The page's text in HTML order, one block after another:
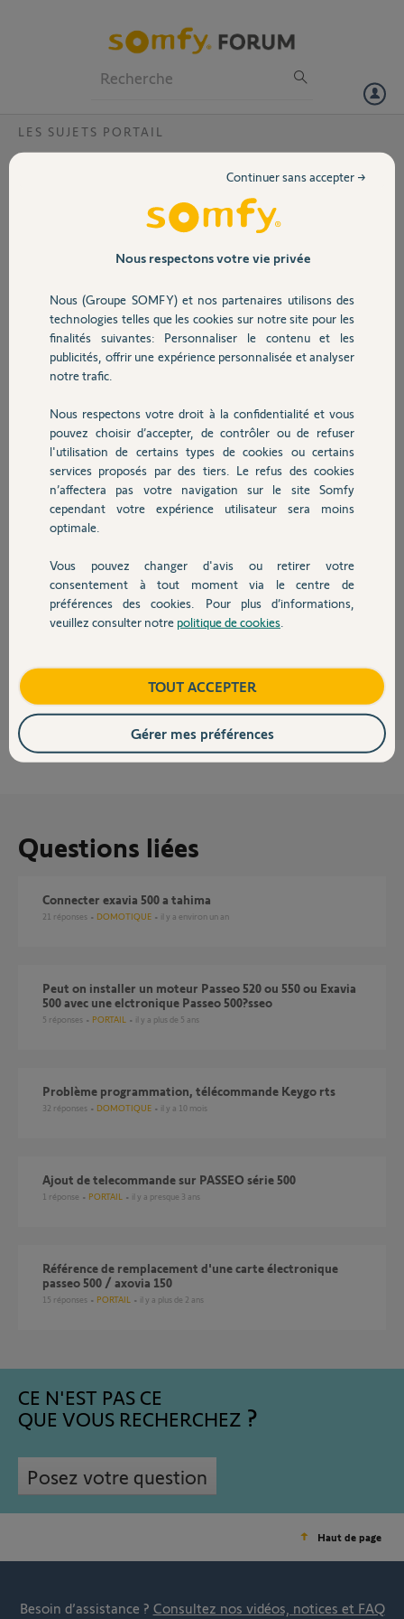
Volet
Sécurité
Domotique
Chauffage
Autres produits
Devis avec un pro
Contact
LES SUJETS PORTAIL
compatibilité télécommande Passeo 550
Les télécommandes que j'avais avec le Passeo 500 seront elles
Par avance merci pour la réponse
Ludovic R.
il y a plus de 12 ans
Participer au fil de discussion
Réponses
Bonjour Ludovic,
Nous vous informons que les télécommandes de la motorisation PASSEO
500 fonctionnent sur le protocole radio RTR alors que la motorisation
EXAVIA 500 fonctionne elle sur le protocole radio RTS. Il n'y aura donc
l'EXAVIA (voir télécommandes compatibles ci-dessous) :
Bonne journée,
Questions liées
connecter exavia 500 a tahima
21 réponses DOMOTIQUE il y a environ un an
Peut on installer un moteur Passeo 520 ou 550 ou Exavia
500 avec une elctronique Passeo 500?sseo
5 réponses PORTAIL il y a plus de 5 ans
Problème programmation, télécommande Keygo rts
32 réponses DOMOTIQUE il y a 10 mois
Ajout de telecommande sur PASSEO série 500
1 réponse PORTAIL il y a presque 3 ans
Référence de remplacement d'une carte électronique
passeo 500 / axovia 150
15 réponses PORTAIL il y a plus de 2 ans
CE N'EST PAS CE
QUE VOUS RECHERCHEZ
Posez votre question
Haut de page
Besoin d’assistance ? Consultez nos vidéos, notices et FAQ
Nous respectons votre vie privée
Nous (Groupe SOMFY) et nos partenaires utilisons des
technologies telles que les cookies sur notre site pour les
finalités suivantes: Personnaliser le contenu et les
publicités, offrir une expérience personnalisée et analyser
notre trafic.
Nous respectons votre droit à la confidentialité et vous
pouvez choisir d’accepter, de contrôler ou de refuser
l'utilisation de certains types de cookies ou certains
services proposés par des tiers. Le refus des cookies
n’affectera pas votre navigation sur le site Somfy
cependant votre expérience utilisateur sera moins
optimale.
Vous pouvez changer d'avis ou retirer votre
consentement à tout moment via le centre de
préférences des cookies. Pour plus d’informations,
veuillez consulter notre politique de cookies
Continuer sans accepter →
TOUT ACCEPTER
Gérer mes préférences